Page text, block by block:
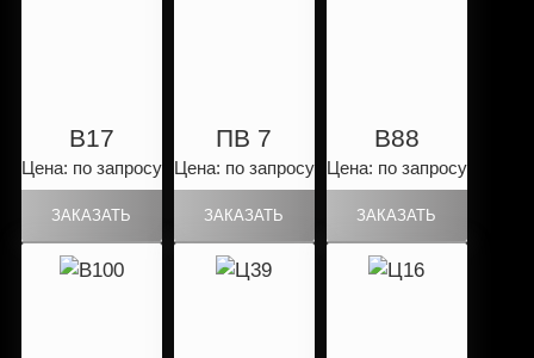
B17
Цена: по запросу
ПВ 7
Цена: по запросу
B88
Цена: по запросу